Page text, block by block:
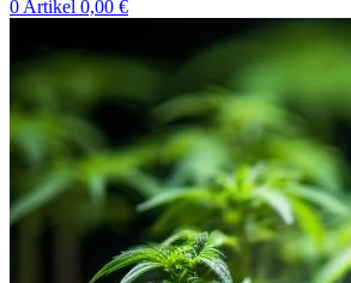
0 Artikel 0,00 €